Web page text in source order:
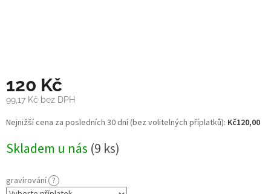
120 Kč
99,17 Kč bez DPH
Měrná
cena:
Nejnižší cena za posledních 30 dní (bez volitelných příplatků): Kč120,00
Skladem u nás (9 ks)
gravírování ?